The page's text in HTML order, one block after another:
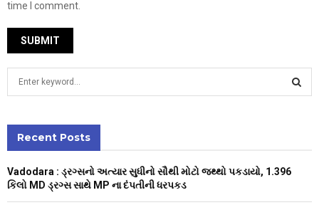
time I comment.
h
o
Recent Posts
Vadodara : ડ્રગ્સનો અત્યાર સુધીનો સૌથી મોટો જથ્થો પકડાયો, 1.396
કિલો MD ડ્રગ્સ સાથે MP ના દંપતીની ધરપકડ